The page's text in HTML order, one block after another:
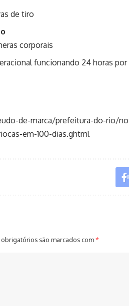
de tiro
corporais
funcionando 24 horas por
de-marca/prefeitura-do-rio/
em-100-dias.ghtml
obrigatórios são marcados com*